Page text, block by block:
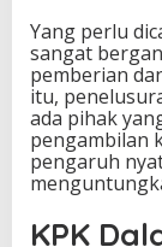
Yang perlu
sangat
pemberian
itu,
ada pihak
pengambilan
pengaruh
KPK